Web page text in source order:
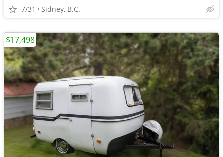
7/31 Sidney, B.C.
$17,498